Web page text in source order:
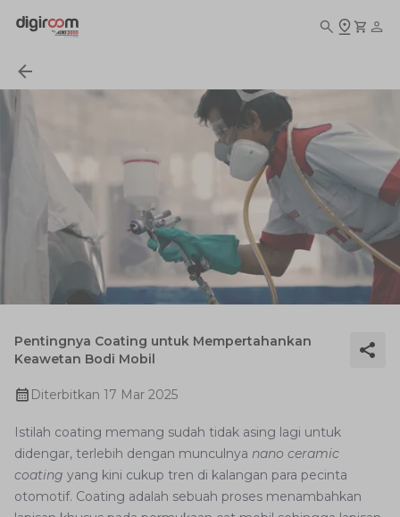
Pentingnya Coating untuk Mempertahankan
Keawetan Bodi Mobil
Diterbitkan 17 Mar 2025
Istilah coating memang sudah tidak asing lagi untuk
didengar, terlebih dengan munculnya nano ceramic
coating yang kini cukup tren di kalangan para pecinta
otomotif. Coating adalah sebuah proses menambahkan